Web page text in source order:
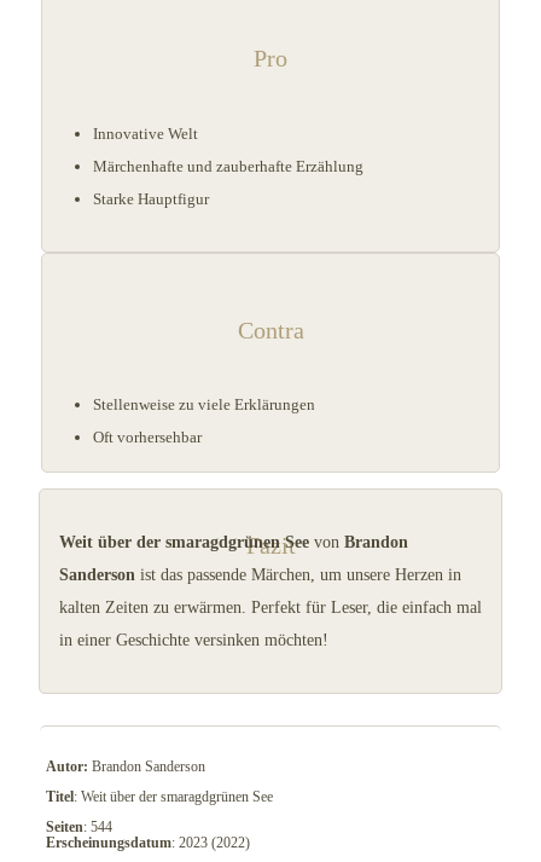
Pro
Innovative Welt
Märchenhafte und zauberhafte Erzählung
Starke Hauptfigur
Contra
Stellenweise zu viele Erklärungen
Oft vorhersehbar
Fazit
Weit über der smaragdgrünen See von Brandon
Sanderson ist das passende Märchen, um unsere Herzen in
kalten Zeiten zu erwärmen. Perfekt für Leser, die einfach mal
in einer Geschichte versinken möchten!
Autor: Brandon Sanderson
Titel: Weit über der smaragdgrünen See
Seiten: 544
Erscheinungsdatum: 2023 (2022)